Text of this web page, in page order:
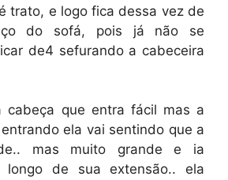
trato, e logo fica dessa vez de
do sofá, pois já não se
de4 sefurando a cabeceira
cabeça que entra fácil mas a
ela vai sentindo que a
mas muito grande e ia
longo de sua extensão.. ela